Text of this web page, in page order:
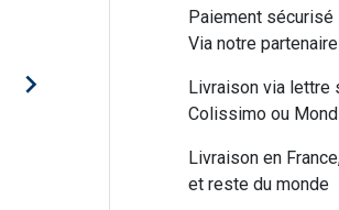

Paiement sécurisé
Via notre
Livraison via lettre
Colissimo ou
Livraison en
et reste du monde